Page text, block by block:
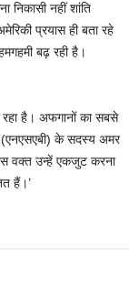
नहीं शांति
प्रयास ही बता रहे
बढ़ रही है।
रहा है। अफगानों का सबसे
(एनएसएबी) के सदस्य अमर
इस वक्त उन्हें एकजुट करना
हैं।’